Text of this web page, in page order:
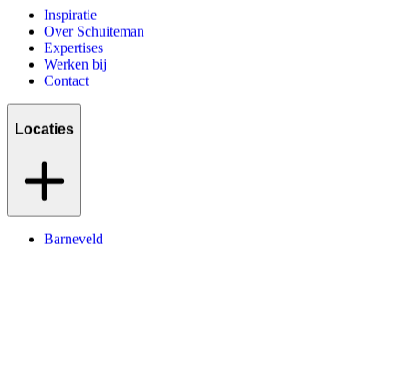
Inspiratie
Over Schuiteman
Expertises
Werken bij
Contact
Locaties
Barneveld